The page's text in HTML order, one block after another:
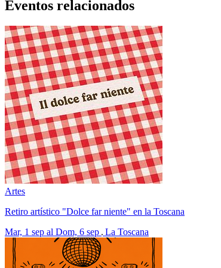
Eventos relacionados
Artes
Retiro artístico "Dolce far niente" en la Toscana
Mar, 1 sep al Dom, 6 sep La Toscana